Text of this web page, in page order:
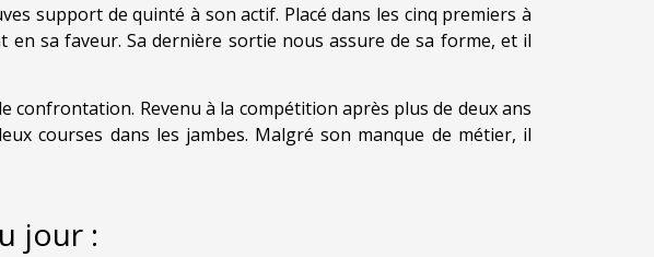
support de quinté à son actif. Placé dans les cinq premiers à
sa faveur. Sa dernière sortie nous assure de sa forme, et il
confrontation. Revenu à la compétition après plus de deux ans
courses dans les jambes. Malgré son manque de métier, il
jour :